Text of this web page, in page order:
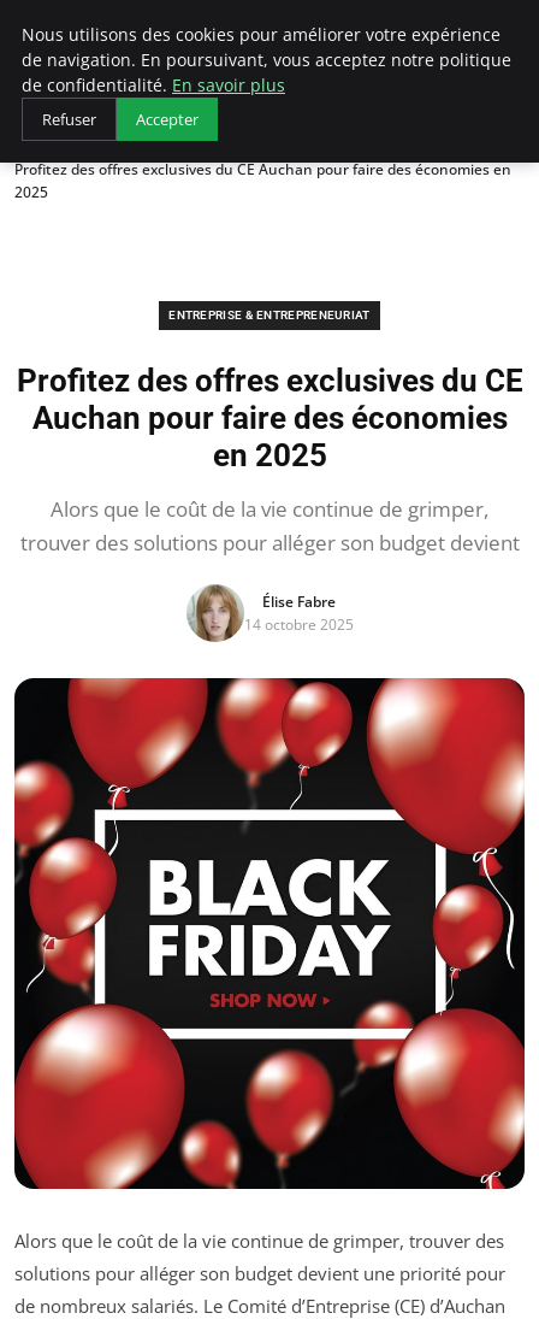
LECFCM
Accueil
Entreprise & Entrepreneuriat
Profitez des offres exclusives du CE Auchan pour faire des économies en
2025
ENTREPRISE & ENTREPRENEURIAT
Profitez des offres exclusives du CE
Auchan pour faire des économies
en 2025
Alors que le coût de la vie continue de grimper,
trouver des solutions pour alléger son budget devient
Élise Fabre
14 octobre 2025
Alors que le coût de la vie continue de grimper, trouver des
solutions pour alléger son budget devient une priorité pour
de nombreux salariés. Le Comité d’Entreprise (CE) d’Auchan
Nous utilisons des cookies pour améliorer votre expérience
de navigation. En poursuivant, vous acceptez notre politique
de confidentialité. En savoir plus
Refuser Accepter